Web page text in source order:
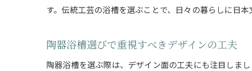
す。伝統工芸の浴槽を選ぶことで、日々の暮らしに日本
陶器浴槽選びで重視すべきデザインの工夫
陶器浴槽を選ぶ際は、デザイン面の工夫にも注目しま